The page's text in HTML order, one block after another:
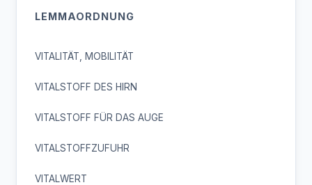
LEMMAORDNUNG
VITALITÄT, MOBILITÄT
VITALSTOFF DES HIRN
VITALSTOFF FÜR DAS AUGE
VITALSTOFFZUFUHR
VITALWERT